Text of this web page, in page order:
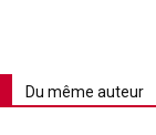
Du même auteur